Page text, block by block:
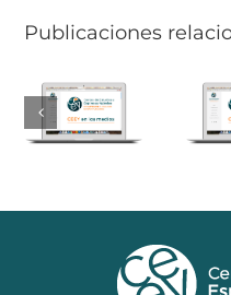
Publicaciones